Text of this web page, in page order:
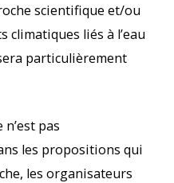
scientifique et/ou
climatiques liés à l’eau
particulièrement
pas
les propositions qui
les organisateurs